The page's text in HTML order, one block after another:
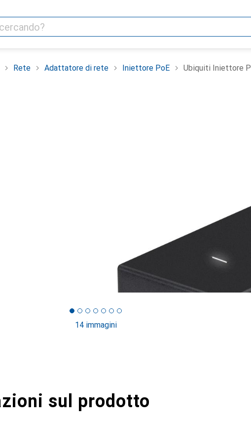
Rete Adattatore di rete Iniettore PoE Ubiquiti Iniettore
14 immagini
sul prodotto